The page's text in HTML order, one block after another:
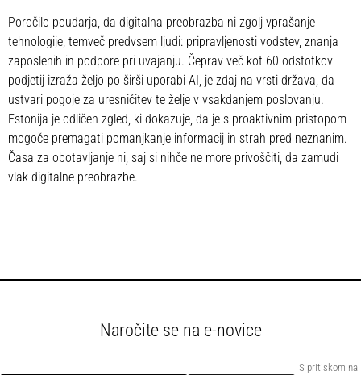
Poročilo poudarja, da digitalna preobrazba ni zgolj vprašanje
tehnologije, temveč predvsem ljudi: pripravljenosti vodstev, znanja
zaposlenih in podpore pri uvajanju. Čeprav več kot 60 odstotkov
podjetij izraža željo po širši uporabi AI, je zdaj na vrsti država, da
ustvari pogoje za uresničitev te želje v vsakdanjem poslovanju.
Estonija je odličen zgled, ki dokazuje, da je s proaktivnim pristopom
mogoče premagati pomanjkanje informacij in strah pred neznanim.
Časa za obotavljanje ni, saj si nihče ne more privoščiti, da zamudi
vlak digitalne preobrazbe.
Naročite se na e-novice
S pritiskom na